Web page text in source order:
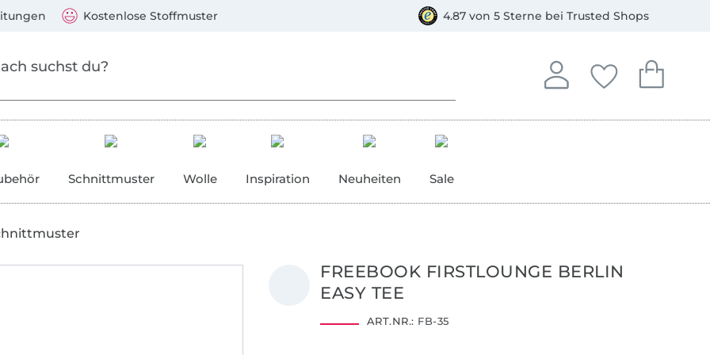
Kostenlose Stoffmuster 4.87 von 5 Sterne bei Trusted Shops
Anmelden
In deinem Konto
Deine
Du hast keine
Dein
Du hast
Schnittmuster Wolle Inspiration Neuheiten Sale
FREEBOOK FIRSTLOUNGE BERLIN
EASY TEE
ART.NR.: FB-35
Mastercard, PayPal, Giropay, Kauf auf Rechnung, Vorkasse